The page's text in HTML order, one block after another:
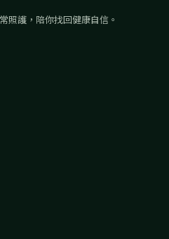
照護，陪你找回健康自信。